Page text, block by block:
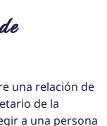
una relación de
de la
a una persona